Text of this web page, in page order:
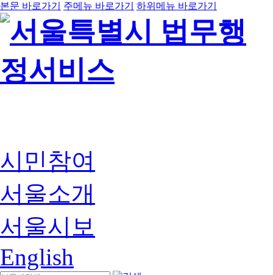
본문 바로가기 주메뉴 바로가기 하위메뉴 바로가기
시민참여
서울소개
서울시보
English